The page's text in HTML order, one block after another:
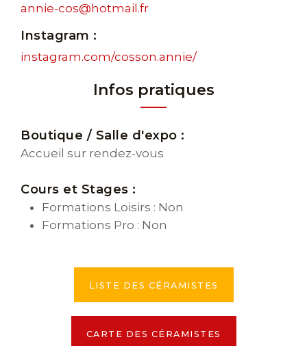
annie-cos@hotmail.fr
Instagram :
instagram.com/cosson.annie/
Infos pratiques
Boutique / Salle d'expo :
Accueil sur rendez-vous
Cours et Stages :
Formations Loisirs : Non
Formations Pro : Non
LISTE DES CÉRAMISTES
CARTE DES CÉRAMISTES